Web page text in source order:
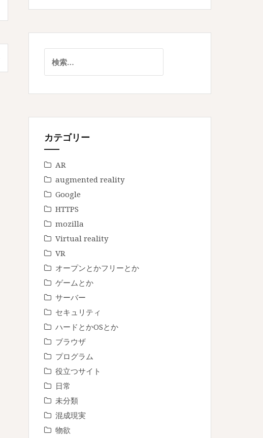
索:
カテゴリー
AR
augmented reality
Google
HTTPS
mozilla
Virtual reality
VR
オープンとかフリーとか
ゲームとか
サーバー
セキュリティ
ハードとかOSとか
ブラウザ
プログラム
役立つサイト
日常
未分類
混成現実
物欲